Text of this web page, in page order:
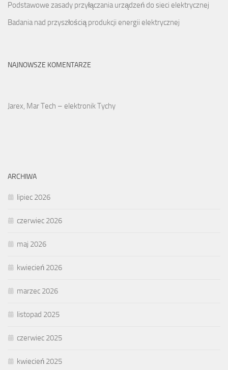
Podstawowe zasady przyłączania urządzeń do sieci elektrycznej
Badania nad przyszłością produkcji energii elektrycznej
NAJNOWSZE KOMENTARZE
Jarex, Mar Tech – elektronik Tychy
ARCHIWA
lipiec 2026
czerwiec 2026
maj 2026
kwiecień 2026
marzec 2026
listopad 2025
czerwiec 2025
kwiecień 2025